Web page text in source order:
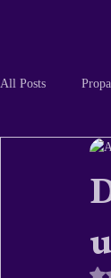
All Posts